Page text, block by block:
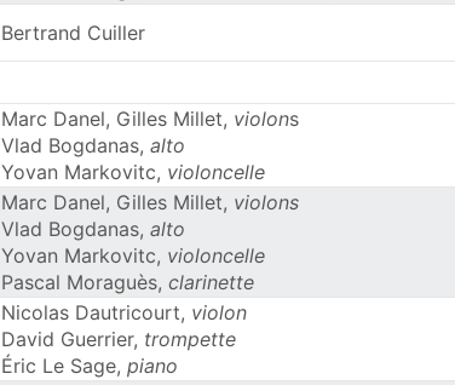
Bertrand Cuiller
Marc Danel, Gilles Millet, violons
Vlad Bogdanas, alto
Yovan Markovitc, violoncelle
Marc Danel, Gilles Millet, violons
Vlad Bogdanas, alto
Yovan Markovitc, violoncelle
Pascal Moraguès, clarinette
Nicolas Dautricourt, violon
David Guerrier, trompette
Éric Le Sage, piano